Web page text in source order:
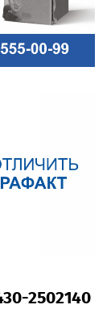
2502140